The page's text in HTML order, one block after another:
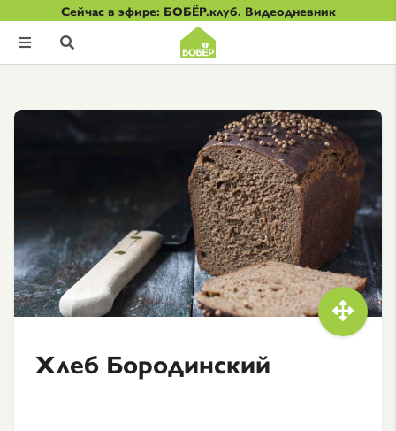
Сейчас в эфире: БОБЁР.клуб. Видеодневник
 

Хлеб Бородинский